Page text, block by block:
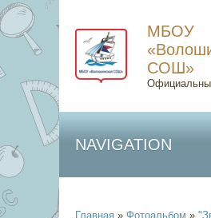
МБОУ
СОШ»
NAVIGATION
Главная » Фотоальбом »